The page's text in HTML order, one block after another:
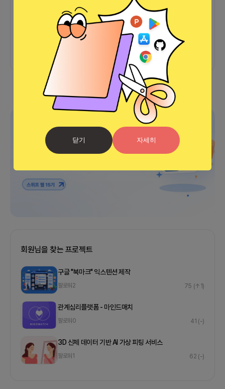
닫기 자세히
아직 후기가 도착하지 않았습니다
회원님을 찾는 프로젝트
구글 "북마크" 익스텐션 제작
팔로워 2 75 (↑1)
관계심리플랫폼 - 마인드매치
팔로워 0 41 (-)
3D 신체 데이터 기반 AI 가상 피팅 서비스
팔로워 1 62 (-)